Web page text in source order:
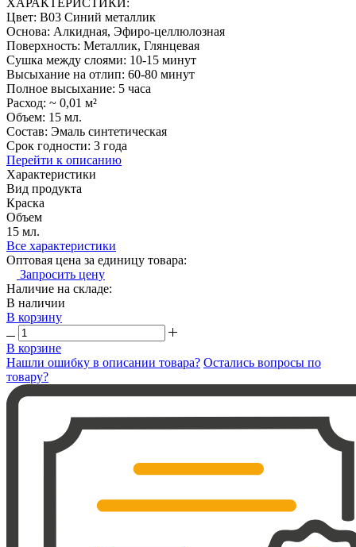
Цвет: B03 Синий металлик
Основа: Алкидная, Эфиро-целлюлозная
Поверхность: Металлик, Глянцевая
Сушка между слоями: 10-15 минут
Высыхание на отлип: 60-80 минут
Полное высыхание: 5 часа
Расход: ~ 0,01 м²
Объем: 15 мл.
Состав: Эмаль синтетическая
Срок годности: 3 года
Перейти к описанию
Характеристики
Вид продукта
Краска
Объем
15 мл.
Все характеристики
Оптовая цена за единицу товара:
Запросить цену
Наличие на складе:
В наличии
В корзину
В корзине
Нашли ошибку в описании товара? Остались вопросы по
товару?